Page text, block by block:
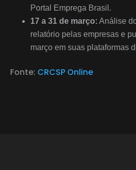
Portal Emprega Brasil.
17 a 31 de março: Análise
relatório pelas empresas e
março em suas plataformas
Fonte: CRCSP Online